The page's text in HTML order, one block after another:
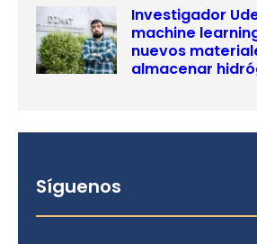
Investigador
machine
nuevos
almacenar
Síguenos